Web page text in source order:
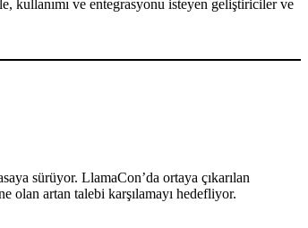
kullanımı ve entegrasyonu isteyen geliştiriciler ve
sürüyor. LlamaCon’da ortaya çıkarılan
olan artan talebi karşılamayı hedefliyor.